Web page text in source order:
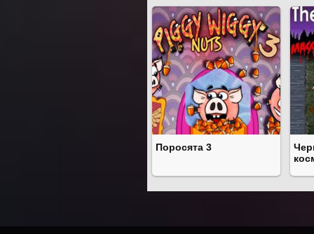
Поросята 3